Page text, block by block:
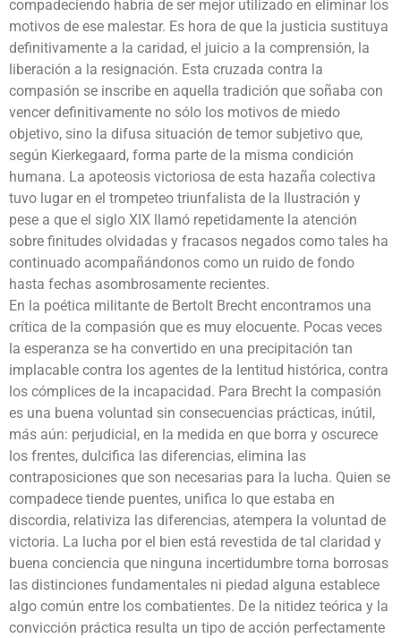
compadeciendo habría de ser mejor utilizado en eliminar los
motivos de ese malestar. Es hora de que la justicia sustituya
definitivamente a la caridad, el juicio a la comprensión, la
liberación a la resignación. Esta cruzada contra la
compasión se inscribe en aquella tradición que soñaba con
vencer definitivamente no sólo los motivos de miedo
objetivo, sino la difusa situación de temor subjetivo que,
según Kierkegaard, forma parte de la misma condición
humana. La apoteosis victoriosa de esta hazaña colectiva
tuvo lugar en el trompeteo triunfalista de la Ilustración y
pese a que el siglo XIX llamó repetidamente la atención
sobre finitudes olvidadas y fracasos negados como tales ha
continuado acompañándonos como un ruido de fondo
hasta fechas asombrosamente recientes.
En la poética militante de Bertolt Brecht encontramos una
crítica de la compasión que es muy elocuente. Pocas veces
la esperanza se ha convertido en una precipitación tan
implacable contra los agentes de la lentitud histórica, contra
los cómplices de la incapacidad. Para Brecht la compasión
es una buena voluntad sin consecuencias prácticas, inútil,
más aún: perjudicial, en la medida en que borra y oscurece
los frentes, dulcifica las diferencias, elimina las
contraposiciones que son necesarias para la lucha. Quien se
compadece tiende puentes, unifica lo que estaba en
discordia, relativiza las diferencias, atempera la voluntad de
victoria. La lucha por el bien está revestida de tal claridad y
buena conciencia que ninguna incertidumbre torna borrosas
las distinciones fundamentales ni piedad alguna establece
algo común entre los combatientes. De la nitidez teórica y la
convicción práctica resulta un tipo de acción perfectamente